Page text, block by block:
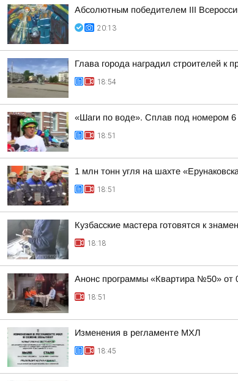
Абсолютным победителем III
20:13
Глава города наградил строителей к
18:54
«Шаги по воде». Сплав под номером 6
18:51
1 млн тонн угля на шахте
18:51
Кузбасские мастера готовятся к
18:18
Анонс программы «Квартира №50» от
18:51
Изменения в регламенте МХЛ
18:45